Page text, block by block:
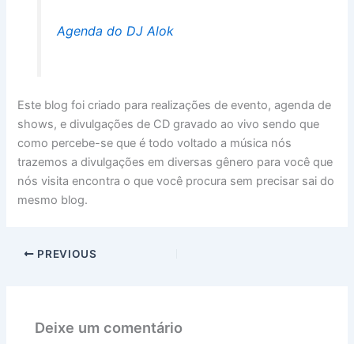
Agenda do DJ Alok
Este blog foi criado para realizações de evento, agenda de
shows, e divulgações de CD gravado ao vivo sendo que
como percebe-se que é todo voltado a música nós
trazemos a divulgações em diversas gênero para você que
nós visita encontra o que você procura sem precisar sai do
mesmo blog.
PREVIOUS
Deixe um comentário